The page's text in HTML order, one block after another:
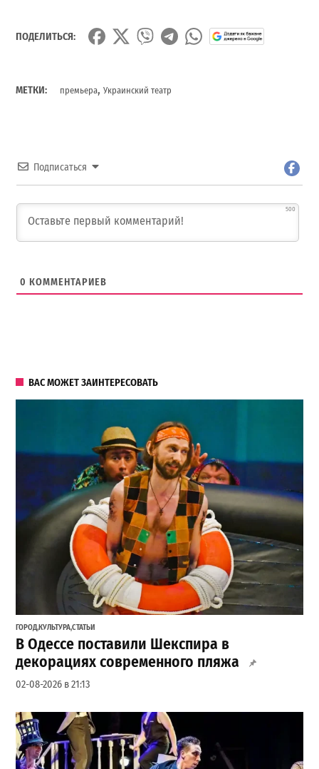
ПОДЕЛИТЬСЯ:
МЕТКИ: премьера,Украинский театр
Подписаться
500
0 КОММЕНТАРИЕВ
ВАС МОЖЕТ ЗАИНТЕРЕСОВАТЬ
ГОРОД,КУЛЬТУРА,СТАТЬИ
В Одессе поставили Шекспира в
декорациях современного пляжа
02-08-2026 в 21:13